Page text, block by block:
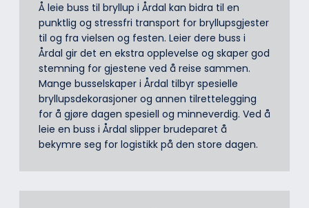
Å leie buss til bryllup i Årdal kan bidra til en
punktlig og stressfri transport for bryllupsgjester
til og fra vielsen og festen. Leier dere buss i
Årdal gir det en ekstra opplevelse og skaper god
stemning for gjestene ved å reise sammen.
Mange busselskaper i Årdal tilbyr spesielle
bryllupsdekorasjoner og annen tilrettelegging
for å gjøre dagen spesiell og minneverdig. Ved å
leie en buss i Årdal slipper brudeparet å
bekymre seg for logistikk på den store dagen.